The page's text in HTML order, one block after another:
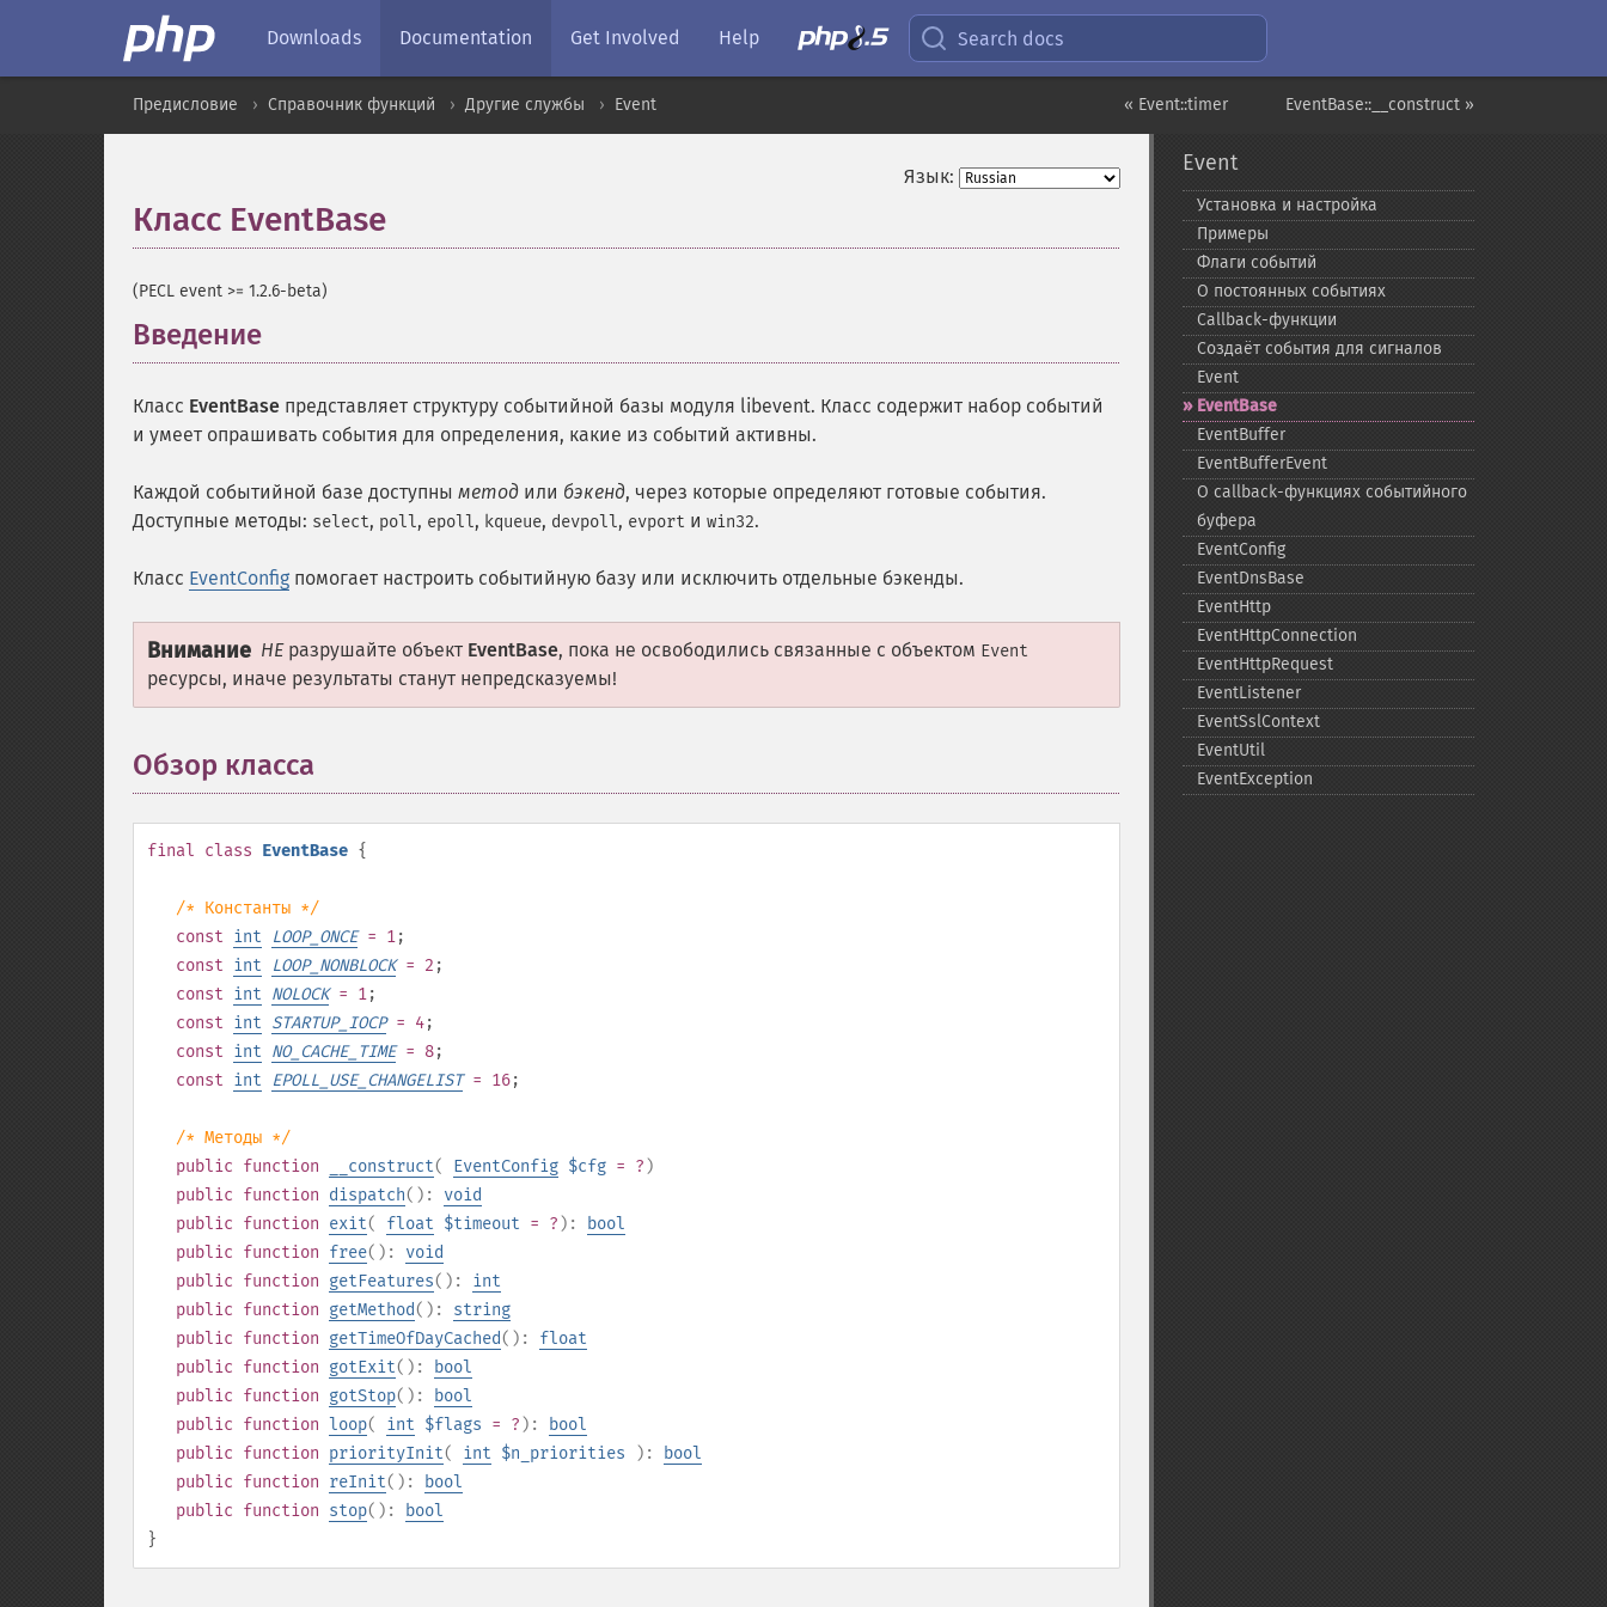
Downloads Documentation Get Involved Help Search docs
EventBase::__construct »
« Event::timer
Предисловие Справочник функций Другие службы Event
Язык:
Класс EventBase
(PECL event >= 1.2.6-beta)
Введение
Класс EventBase представляет структуру событийной базы модуля libevent. Класс содержит набор событий
и умеет опрашивать события для определения, какие из событий активны.
Каждой событийной базе доступны метод или бэкенд, через которые определяют готовые события.
Доступные методы: select, poll, epoll, kqueue, devpoll, evport и win32.
Класс EventConfig помогает настроить событийную базу или исключить отдельные бэкенды.
Внимание НЕразрушайте объект EventBase, пока не освободились связанные с объектом Event
ресурсы, иначе результаты станут непредсказуемы!
Обзор класса
final class EventBase {
/* Константы */
const int LOOP_ONCE= 1;
const int LOOP_NONBLOCK= 2 ;
const int NOLOCK= 1;
const int STARTUP_IOCP= 4;
const int NO_CACHE_TIME= 8;
const int EPOLL_USE_CHANGELIST= 16;
/* Методы */
public function __construct( EventConfig $cfg = ? )
public function dispatch(): void
public function exit( float $timeout = ? ):
bool
public function free(): void
public function getFeatures(): int
public function getMethod(): string
public function getTimeOfDayCached(): float
public function gotExit():
bool
public function gotStop():
bool
public function loop( int $flags = ? ):
bool
public function priorityInit( int $n_priorities ):
bool
public function reInit():
bool
public function stop():
bool
}
Event
Установка и настройка
Примеры
Флаги событий
О постоянных событиях
Callback-​функции
Создаёт события для сигналов
Event
EventBase
EventBuffer
EventBufferEvent
О callback-​функциях событийного
буфера
EventConfig
EventDnsBase
EventHttp
EventHttpConnection
EventHttpRequest
EventListener
EventSslContext
EventUtil
EventException